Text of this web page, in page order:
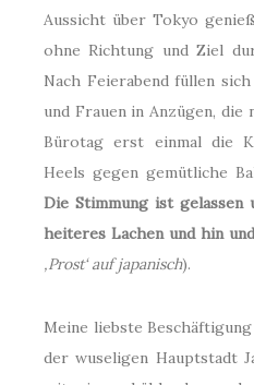
Aussicht über Tokyo
ohne Richtung und Ziel
Nach Feierabend füllen
und Frauen in Anzügen, die
Bürotag erst einmal die
Heels gegen gemütliche
Die Stimmung ist
heiteres Lachen und hin
‚Prost‘ auf japanisch).
Meine liebste
der wuseligen Hauptstadt